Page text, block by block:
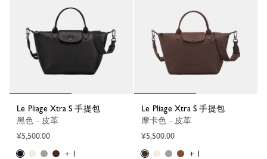
Le Pliage Xtra S 手提包
黑色 - 皮革
¥5,500.00
+ 1
Le Pliage Xtra S 手提包
摩卡色 - 皮革
¥5,500.00
+ 1